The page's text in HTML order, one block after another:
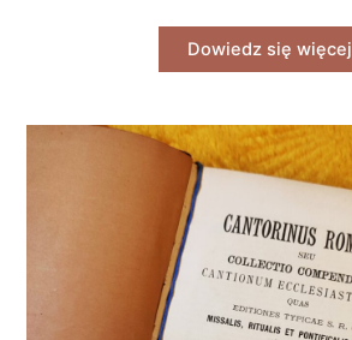
Dowiedz się więcej